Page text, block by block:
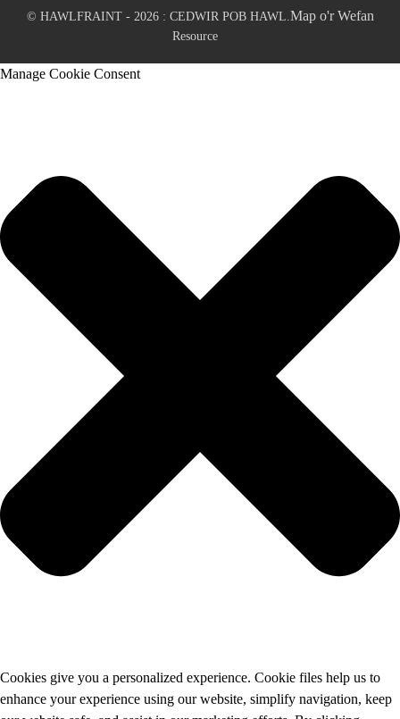
© HAWLFRAINT - 2026 : CEDWIR POB HAWL. Map o'r Wefan
Resource
Manage Cookie Consent
Cookies give you a personalized experience. Cookie files help us to
enhance your experience using our website, simplify navigation, keep